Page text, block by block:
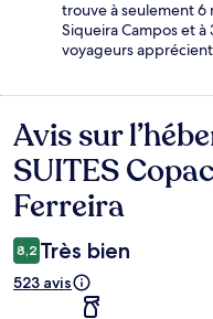
trouve à seulement
Siqueira Campos et à
voyageurs
Avis
Avis sur
SUITES
Ferreira
8,2 Très bien
523 avis